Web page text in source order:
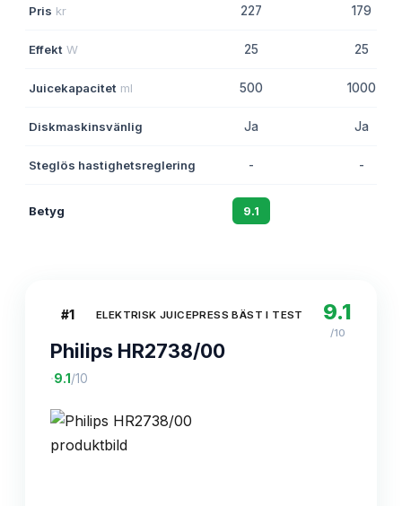
Pris kr 227 179
Effekt W 25 25
Juicekapacitet ml 500 1000
Diskmaskinsvänlig Ja Ja
Steglös hastighetsreglering - -
Betyg 9.1
#1 ELEKTRISK JUICEPRESS BÄST I TEST
Philips HR2738/00
·9.1 /10
9.1
/10